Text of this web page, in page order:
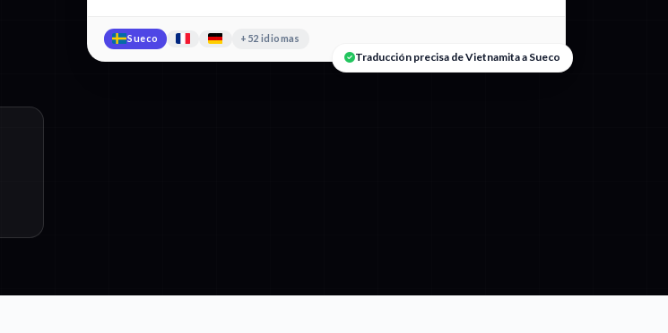
Sueco +52 idiomas
Traducción precisa de Vietnamita a Sueco